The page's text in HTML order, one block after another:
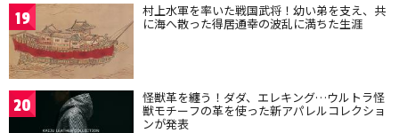
19 村上水軍を率いた戦国武将！幼い弟を支え、共
に海へ散った得居通幸の波乱に満ちた生涯
20 怪獣革を纏う！ダダ、エレキング…ウルトラ怪
獣モチーフの革を使った新アパレルコレクショ
ンが発表